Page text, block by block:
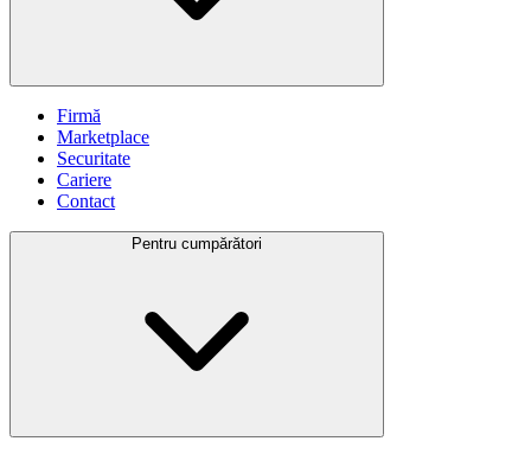
Firmă
Marketplace
Securitate
Cariere
Contact
Pentru cumpărători